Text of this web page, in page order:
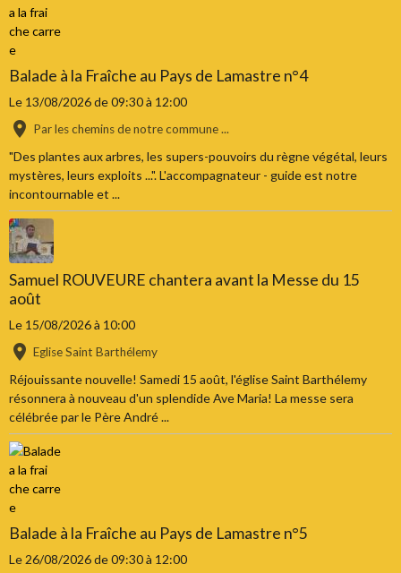
Balade à la Fraîche au Pays de Lamastre n°4
Le 13/08/2026de 09:30à 12:00
Par les chemins de notre commune ...
"Des plantes aux arbres, les supers-pouvoirs du règne végétal, leurs
mystères, leurs exploits ...". L'accompagnateur - guide est notre
incontournable et ...
Samuel ROUVEURE chantera avant la Messe du 15
août
Le 15/08/2026à 10:00
Eglise Saint Barthélemy
Réjouissante nouvelle! Samedi 15 août, l'église Saint Barthélemy
résonnera à nouveau d'un splendide Ave Maria! La messe sera
célébrée par le Père André ...
Balade à la Fraîche au Pays de Lamastre n°5
Le 26/08/2026de 09:30à 12:00